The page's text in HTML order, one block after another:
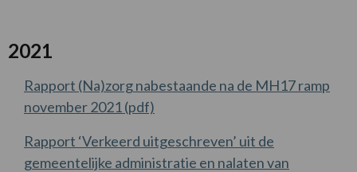
2021
Rapport (Na)zorg nabestaande na de MH17 ramp
november 2021 (pdf)
Rapport ‘Verkeerd uitgeschreven’ uit de
gemeentelijke administratie en nalaten van